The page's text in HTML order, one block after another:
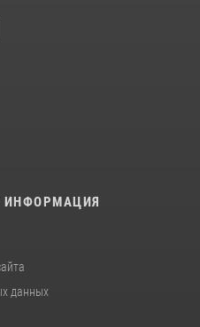
ИНФОРМАЦИЯ
данных